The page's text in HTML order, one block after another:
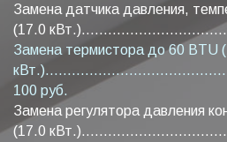
Замена датчика давления,
(17.0
Замена термистора до 60 BTU
100 руб.
Замена регулятора давления
(17.0